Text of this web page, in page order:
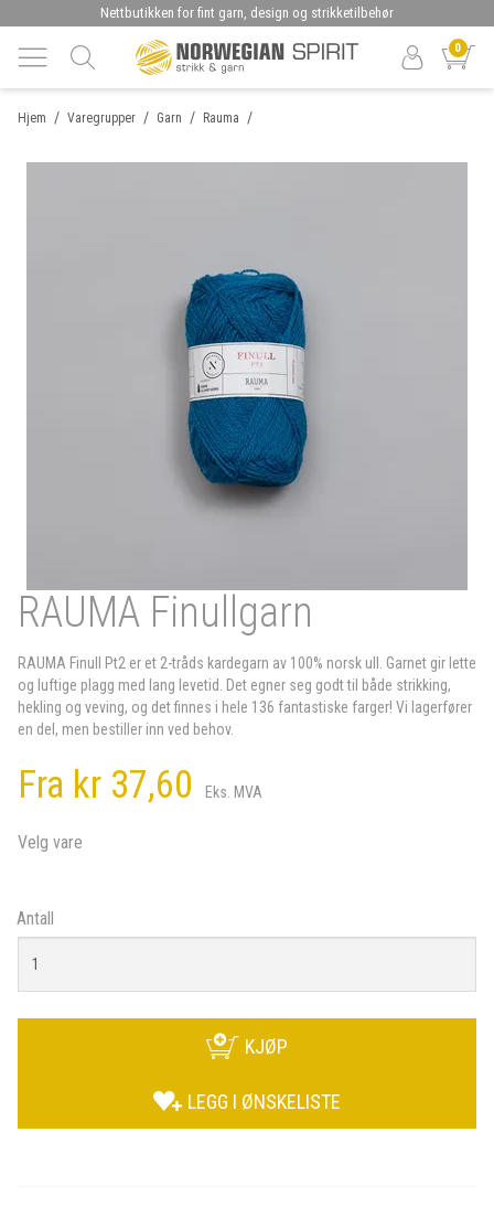
Nettbutikken for fint garn, design og strikketilbehør
0
/
Hjem /
Varegrupper /
Garn /
Rauma
RAUMA Finullgarn
RAUMA Finull Pt2 er et 2-tråds kardegarn av 100% norsk ull. Garnet gir lette
og luftige plagg med lang levetid. Det egner seg godt til både strikking,
hekling og veving, og det finnes i hele 136 fantastiske farger! Vi lagerfører
en del, men bestiller inn ved behov.
Fra kr 37,60 Eks. MVA
Velg vare
Antall
KJØP
LEGG I ØNSKELISTE